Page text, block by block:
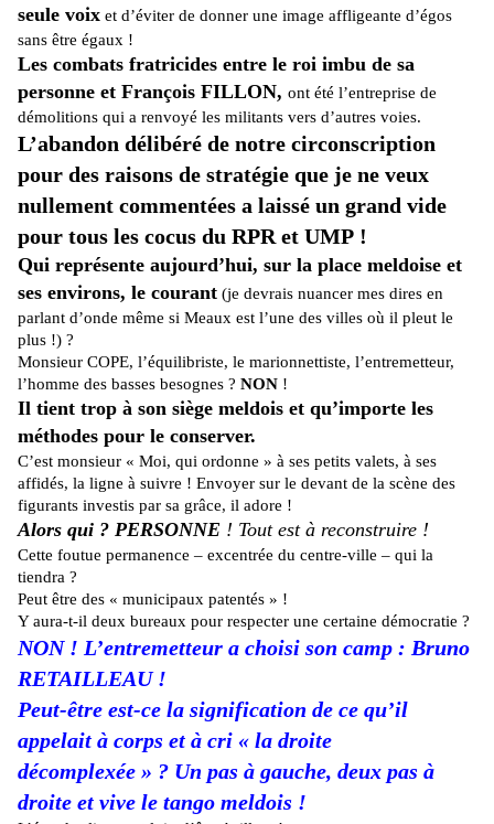
seule voix et d’éviter de donner une image affligeante d’égos
sans être égaux !
Les combats fratricides entre le roi imbu de sa
personne et François FILLON, ont été l’entreprise de
démolitions qui a renvoyé les militants vers d’autres voies.
L’abandon délibéré de notre circonscription
pour des raisons de stratégie que je ne veux
nullement commentées a laissé un grand vide
pour tous les cocus du RPR et UMP !
Qui représente aujourd’hui, sur la place meldoise et
ses environs, le courant (je devrais nuancer mes dires en
parlant d’onde même si Meaux est l’une des villes où il pleut le
plus !) ?
Monsieur COPE, l’équilibriste, le marionnettiste, l’entremetteur,
l’homme des basses besognes ? NON !
Il tient trop à son siège meldois et qu’importe les
méthodes pour le conserver.
C’est monsieur « Moi, qui ordonne » à ses petits valets, à ses
affidés, la ligne à suivre ! Envoyer sur le devant de la scène des
figurants investis par sa grâce, il adore !
Alors qui ? PERSONNE ! Tout est à reconstruire !
Cette foutue permanence – excentrée du centre-ville – qui la
tiendra ?
Peut être des « municipaux patentés » !
Y aura-t-il deux bureaux pour respecter une certaine démocratie ?
NON ! L’entremetteur a choisi son camp : Bruno
RETAILLEAU !
Peut-être est-ce la signification de ce qu’il
appelait à corps et à cri « la droite
décomplexée » ? Un pas à gauche, deux pas à
droite et vive le tango meldois !